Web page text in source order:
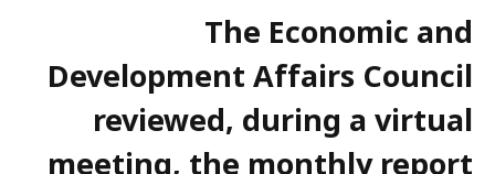
The Economic and
Development Affairs Council
reviewed, during a virtual